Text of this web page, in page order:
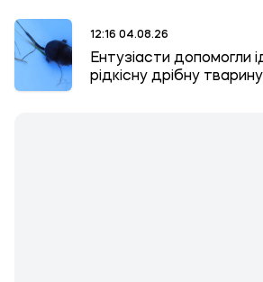
12:16 04.08.26
Ентузіасти допомогли
рідкісну дрібну